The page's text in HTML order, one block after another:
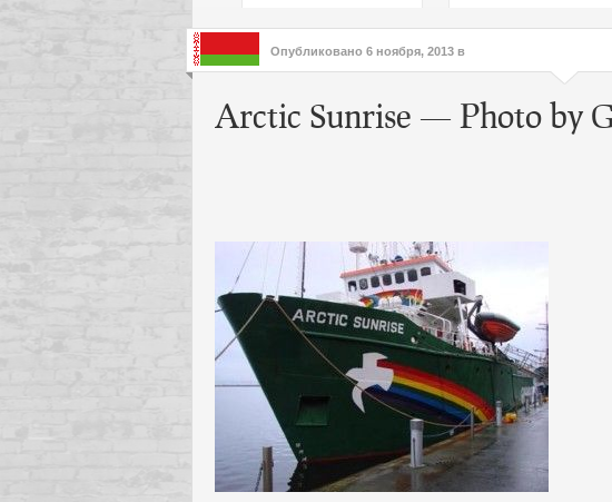
интересов клиентов
Опубликовано 6 ноября, 2013 в
Arctic Sunrise — Photo by